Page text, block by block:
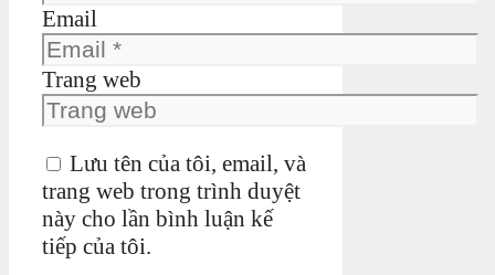
Email
Trang web
Lưu tên của tôi, email, và
trang web trong trình duyệt
này cho lần bình luận kế
tiếp của tôi.